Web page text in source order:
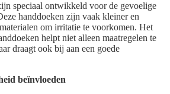
speciaal ontwikkeld voor de gevoelige
handdoeken zijn vaak kleiner en
om irritatie te voorkomen. Het
helpt niet alleen maatregelen te
draagt ook bij aan een goede
beïnvloeden